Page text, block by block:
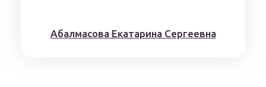
Aбaлмaсoвa Eкaтaринa Ceргeeвнa